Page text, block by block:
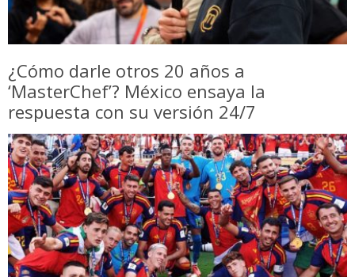
¿Cómo darle otros 20 años a
‘MasterChef’? México ensaya la
respuesta con su versión 24/7